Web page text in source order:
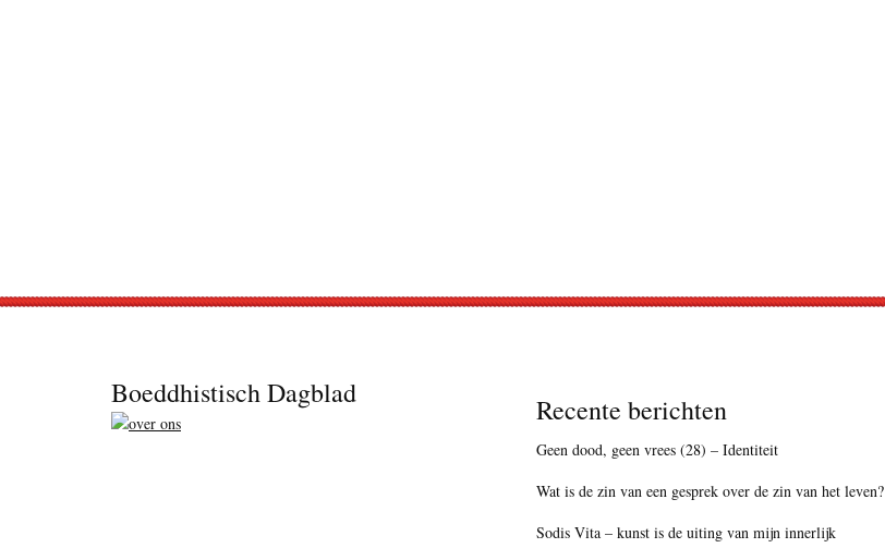
Boeddhistisch Dagblad Recente berichten
Geen dood, geen vrees (28) – Identiteit
Wat is de zin van een gesprek over de zin van het leven?
Sodis Vita – kunst is de uiting van mijn innerlijk